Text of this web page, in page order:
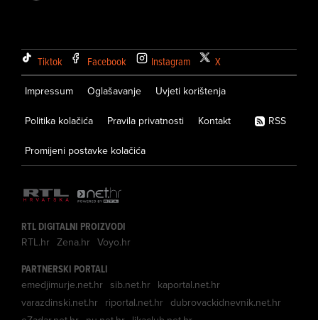
Tiktok Facebook Instagram X
Impressum Oglašavanje Uvjeti korištenja
Politika kolačića Pravila privatnosti Kontakt
Promijeni postavke kolačića
RSS
RTL DIGITALNI PROIZVODI
RTL.hr Zena.hr Voyo.hr
PARTNERSKI PORTALI
emedjimurje.net.hr sib.net.hr kaportal.net.hr
varazdinski.net.hr riportal.net.hr dubrovackidnevnik.net.hr